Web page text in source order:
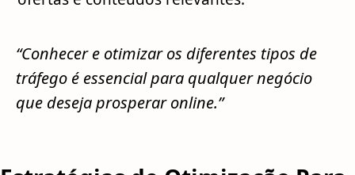
“Conhecer e otimizar os diferentes tipos de
tráfego é essencial para qualquer negócio
que deseja prosperar online.”